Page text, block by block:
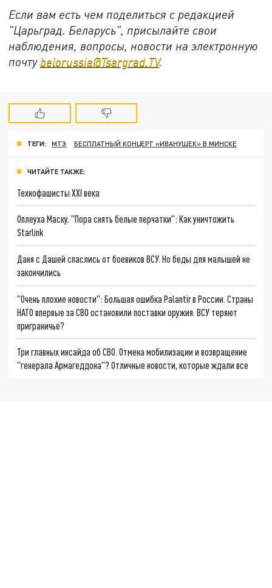
Если вам есть чем поделиться с редакцией
"Царьград. Беларусь", присылайте свои
наблюдения, вопросы, новости на электронную
почту belorussia@Tsargrad.TV.
ТЕГИ: МТЗ БЕСПЛАТНЫЙ КОНЦЕРТ «ИВАНУШЕК» В МИНСКЕ
ЧИТАЙТЕ ТАКЖЕ:
Технофашисты XXI века
Оплеуха Маску. "Пора снять белые перчатки": Как уничтожить
Starlink
Даня с Дашей спаслись от боевиков ВСУ. Но беды для малышей не
закончились
"Очень плохие новости": Большая ошибка Palantir в России. Страны
НАТО впервые за СВО остановили поставки оружия. ВСУ теряют
приграничье?
Три главных инсайда об СВО. Отмена мобилизации и возвращение
"генерала Армагеддона"? Отличные новости, которые ждали все